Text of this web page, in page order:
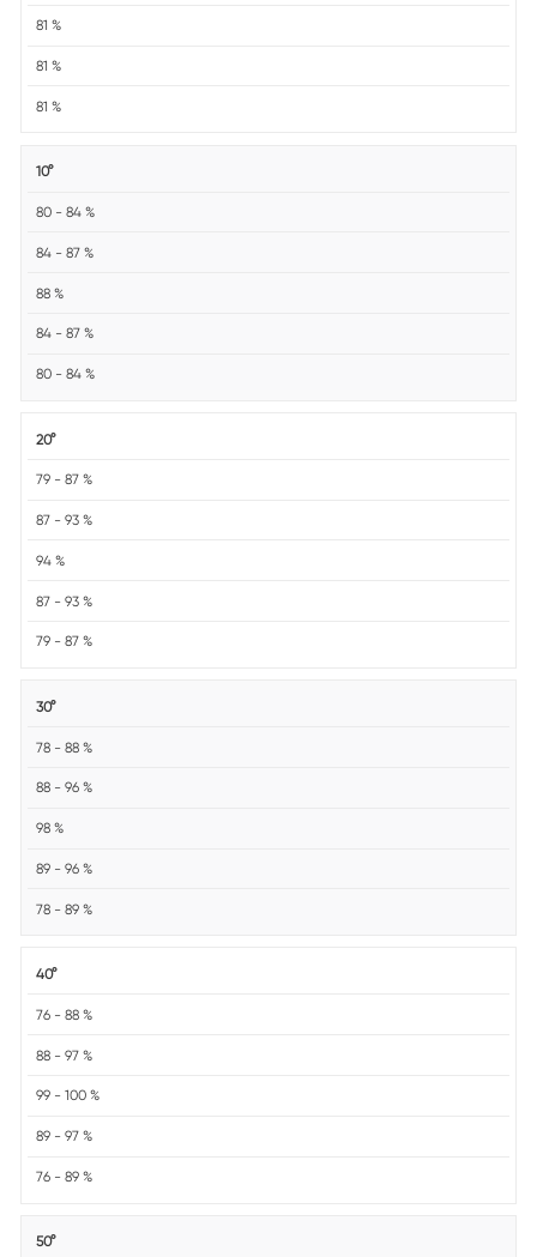
81 %
81 %
81 %
10°
80 - 84 %
84 - 87 %
88 %
84 - 87 %
80 - 84 %
20°
79 - 87 %
87 - 93 %
94 %
87 - 93 %
79 - 87 %
30°
78 - 88 %
88 - 96 %
98 %
89 - 96 %
78 - 89 %
40°
76 - 88 %
88 - 97 %
99 - 100 %
89 - 97 %
76 - 89 %
50°